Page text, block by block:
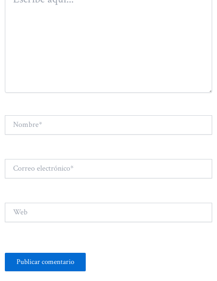
Nombre*
Correo
electrónico*